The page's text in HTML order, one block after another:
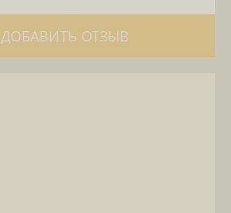
ДОБАВИТЬ ОТЗЫВ